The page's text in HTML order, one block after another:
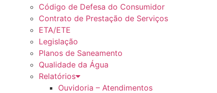
Código de Defesa do Consumidor
Contrato de Prestação de Serviços
ETA/ETE
Legislação
Planos de Saneamento
Qualidade da Água
Relatórios
Ouvidoria – Atendimentos